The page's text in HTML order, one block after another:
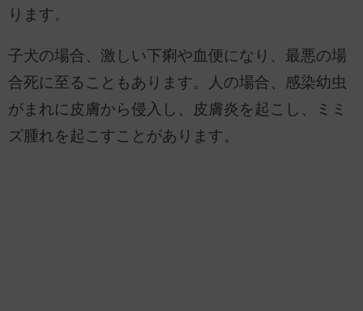
ります。
子犬の場合、激しい下痢や血便になり、最悪の場
合死に至ることもあります。人の場合、感染幼虫
がまれに皮膚から侵入し、皮膚炎を起こし、ミミ
ズ腫れを起こすことがあります。